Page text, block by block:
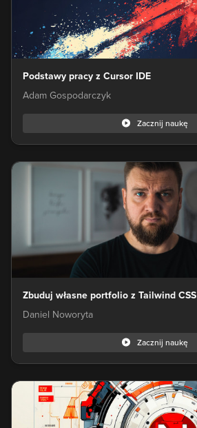
Podstawy pracy z Cursor IDE
Adam Gospodarczyk
Zacznij naukę
Zbuduj własne portfolio z Tailwind CSS
Daniel Noworyta
Zacznij naukę